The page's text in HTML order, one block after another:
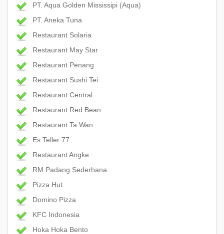
PT. Aqua Golden Mississipi (Aqua)
PT. Aneka Tuna
Restaurant Solaria
Restaurant May Star
Restaurant Penang
Restaurant Sushi Tei
Restaurant Central
Restaurant Red Bean
Restaurant Ta Wan
Es Teller 77
Restaurant Angke
RM Padang Sederhana
Pizza Hut
Domino Pizza
KFC Indonesia
Hoka Hoka Bento